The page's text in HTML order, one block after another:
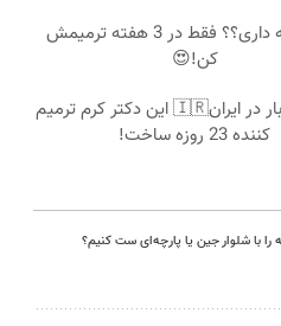
جای بخیه داری؟؟ فقط در 3 هفته ترمیمش
کن!😍
برای اولین بار در ایران🇮🇷 این دکتر کرم ترمیم
کننده 23 روزه ساخت!
را با شلوار جین یا پارچه‌ای ست کنیم؟